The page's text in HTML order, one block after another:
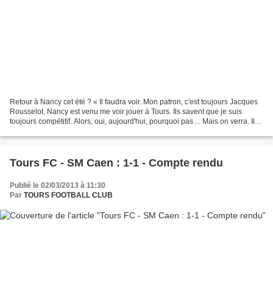
Retour à Nancy cet été ? « Il faudra voir. Mon patron, c'est toujours Jacques
Rousselot. Nancy est venu me voir jouer à Tours. Ils savent que je suis
toujours compétitif. Alors, oui, aujourd'hui, pourquoi pas ... Mais on verra. Il
Tours FC - SM Caen : 1-1 - Compte rendu
Publié le 02/03/2013 à 11:30
Par TOURS FOOTBALL CLUB